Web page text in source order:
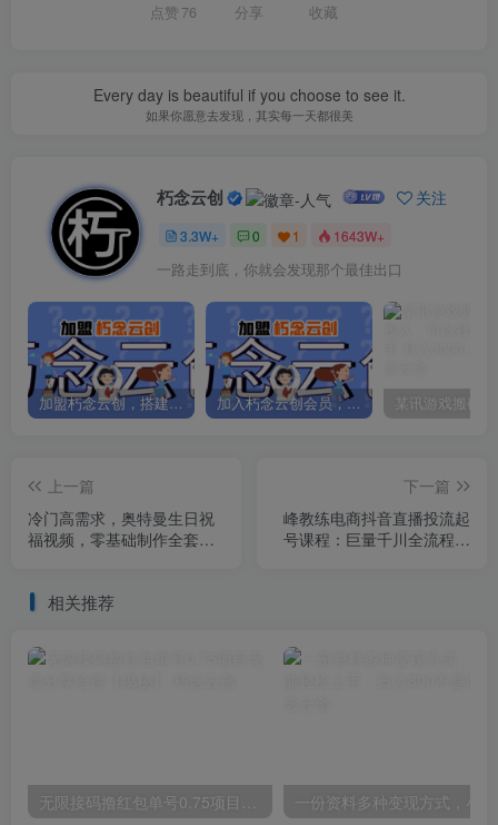
点赞 76 分享 收藏
Every day is beautiful if you choose to see it.
如果你愿意去发现，其实每一天都很美
朽念云创 关注
3.3W+ 0 1 1643W+
一路走到底，你就会发现那个最佳出口
加盟朽念云创，搭建同款项目资源站，实现日入2000+ 加入朽念云创会员，全站资源免费学习。
上一篇
冷门高需求，奥特曼生日祝
福视频，零基础制作全套教
下一篇
峰教练电商抖音直播投流起
号课程：巨量千川全流程投
相关推荐
无限接码撸红包单号0.75项目无偿分享给你【揭秘】